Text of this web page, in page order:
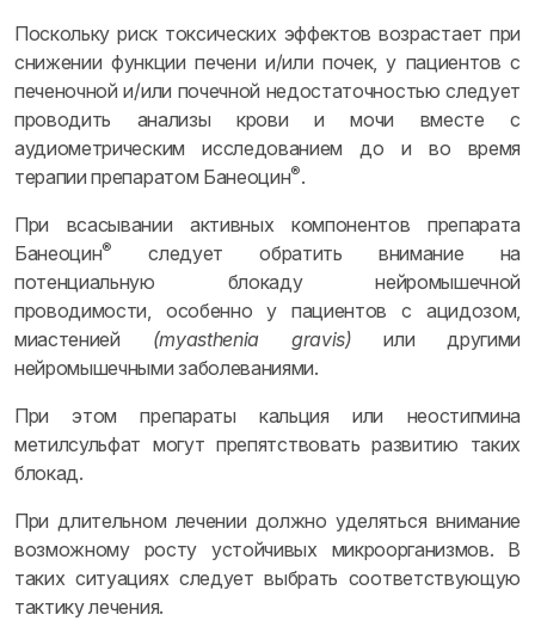
Поскольку риск токсических эффектов возрастает при
снижении функции печени и/или почек, у пациентов с
печеночной и/или почечной недостаточностью следует
проводить анализы крови и мочи вместе с
аудиометрическим исследованием до и во время
терапии препаратом Банеоцин®.
При всасывании активных компонентов препарата
Банеоцин®
следует обратить внимание на
потенциальную блокаду нейромышечной
проводимости, особенно у пациентов с ацидозом,
миастенией (myasthenia gravis) или другими
нейромышечными заболеваниями.
При этом препараты кальция или неостигмина
метилсульфат могут препятствовать развитию таких
блокад.
При длительном лечении должно уделяться внимание
возможному росту устойчивых микроорганизмов. В
таких ситуациях следует выбрать соответствующую
тактику лечения.